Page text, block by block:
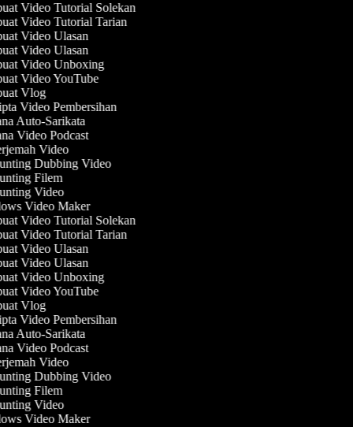
Video Tutorial Solekan
Video Tutorial Tarian
Video Ulasan
Video Ulasan
Video Unboxing
Video YouTube
Vlog
Video Pembersihan
Auto-Sarikata
Video Podcast
Video
Dubbing Video
Filem
Video
Video Maker
Video Tutorial Solekan
Video Tutorial Tarian
Video Ulasan
Video Ulasan
Video Unboxing
Video YouTube
Vlog
Video Pembersihan
Auto-Sarikata
Video Podcast
Video
Dubbing Video
Filem
Video
Video Maker